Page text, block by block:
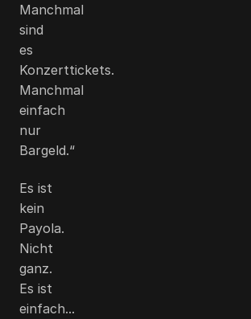
Manchmal
sind
es
Konzerttickets.
Manchmal
einfach
nur
Bargeld.“
Es ist
kein
Payola.
Nicht
ganz.
Es ist
einfach...